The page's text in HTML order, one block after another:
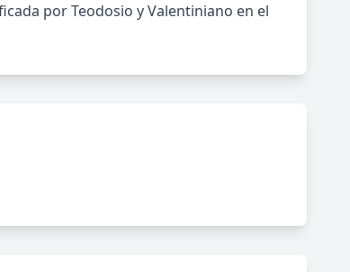
por Teodosio y Valentiniano en el